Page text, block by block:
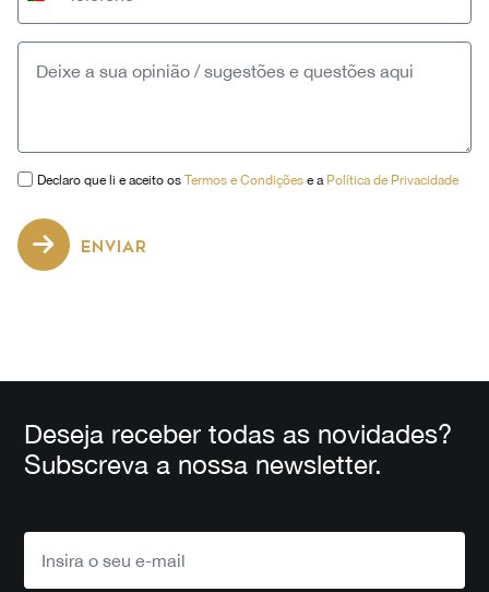
+351
Declaro que li e aceito os Termos e Condições e a Política de Privacidade
ENVIAR
Deseja receber todas as novidades?
Subscreva a nossa newsletter.